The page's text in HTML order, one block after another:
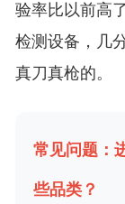
验率比以前高
检测设备，几
真刀真枪的。
常见问题：
些品类？